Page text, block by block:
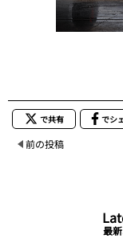
で共有 でシ
前の投稿
最